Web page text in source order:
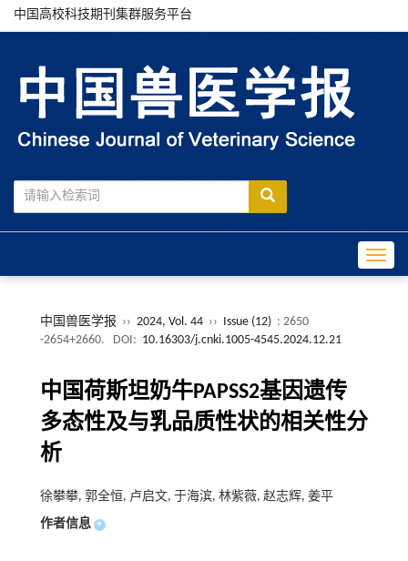
中国高校科技期刊集群服务平台
中国兽医学报 ›› 2024, Vol. 44 ›› Issue (12) : 2650
-2654+2660.
DOI: 10.16303/j.cnki.1005-4545.2024.12.21
中国荷斯坦奶牛PAPSS2基因遗传
多态性及与乳品质性状的相关性分
析
徐攀攀, 郭全恒, 卢启文, 于海滨, 林紫薇, 赵志辉, 姜平
作者信息 +